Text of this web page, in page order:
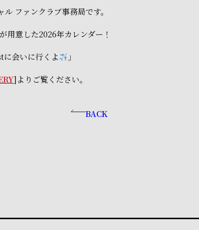
ファンクラブ事務局です。
用意した2026年カレンダー！
会いに行くよ
」
]よりご覧ください。
BACK